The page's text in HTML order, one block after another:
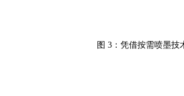
图 3：凭借按需喷墨技